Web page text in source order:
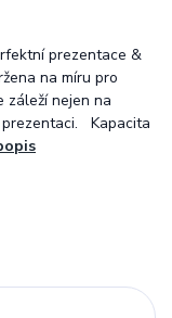
prezentace &
na míru pro
záleží nejen na
Kapacita